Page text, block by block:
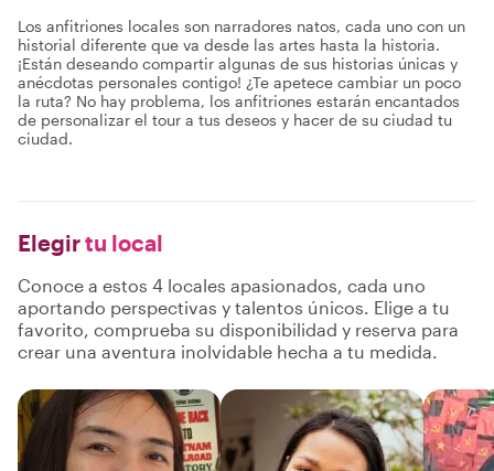
Los anfitriones locales son narradores natos, cada uno con un
historial diferente que va desde las artes hasta la historia.
¡Están deseando compartir algunas de sus historias únicas y
anécdotas personales contigo! ¿Te apetece cambiar un poco
la ruta? No hay problema, los anfitriones estarán encantados
de personalizar el tour a tus deseos y hacer de su ciudad tu
ciudad.
Elegirtu local
Conoce a estos 4 locales apasionados, cada uno
aportando perspectivas y talentos únicos. Elige a tu
favorito, comprueba su disponibilidad y reserva para
crear una aventura inolvidable hecha a tu medida.